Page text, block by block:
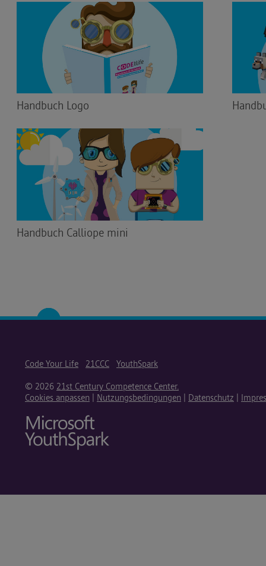
Handbuch Logo
Handbuch Calliope mini
Code Your Life 21CCC YouthSpark
© 2026 21st Century Competence Center.
Cookies anpassen
Nutzungsbedingungen Datenschutz